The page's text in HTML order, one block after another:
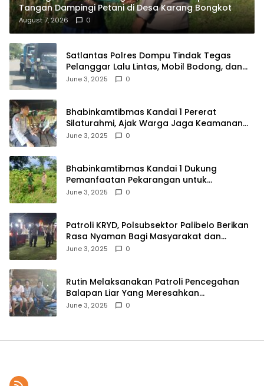
Tangan Dampingi Petani di Desa Karang Bongkot
August 7, 2026 0
Satlantas Polres Dompu Tindak Tegas
Pelanggar Lalu Lintas, Mobil Bodong, dan
Kendaraan Tak Bayar Pajak
June 3, 2025 0
Bhabinkamtibmas Kandai 1 Pererat
Silaturahmi, Ajak Warga Jaga Keamanan
Lingkungan
June 3, 2025 0
Bhabinkamtibmas Kandai 1 Dukung
Pemanfaatan Pekarangan untuk
Ketahanan Pangan Menuju Indonesia Emas
June 3, 2025 0
Patroli KRYD, Polsubsektor Palibelo Berikan
Rasa Nyaman Bagi Masyarakat dan
Antisipasi Aksi Menjurus Premanisme
June 3, 2025 0
Rutin Melaksanakan Patroli Pencegahan
Balapan Liar Yang Meresahkan
Masyarakat, Polsek Soromandi
June 3, 2025 0